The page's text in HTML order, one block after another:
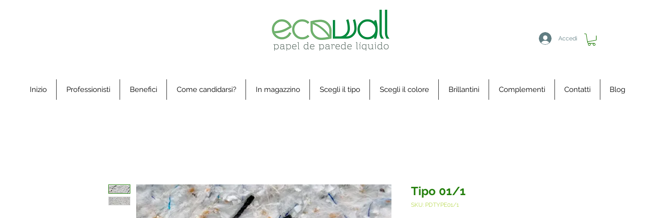
Accedi
Inizio Professionisti Benefici Come candidarsi? In magazzino Scegli il tipo Scegli il colore Brillantini Complementi Contatti Blog
Tipo 01/1
SKU: PDTYPE01/1